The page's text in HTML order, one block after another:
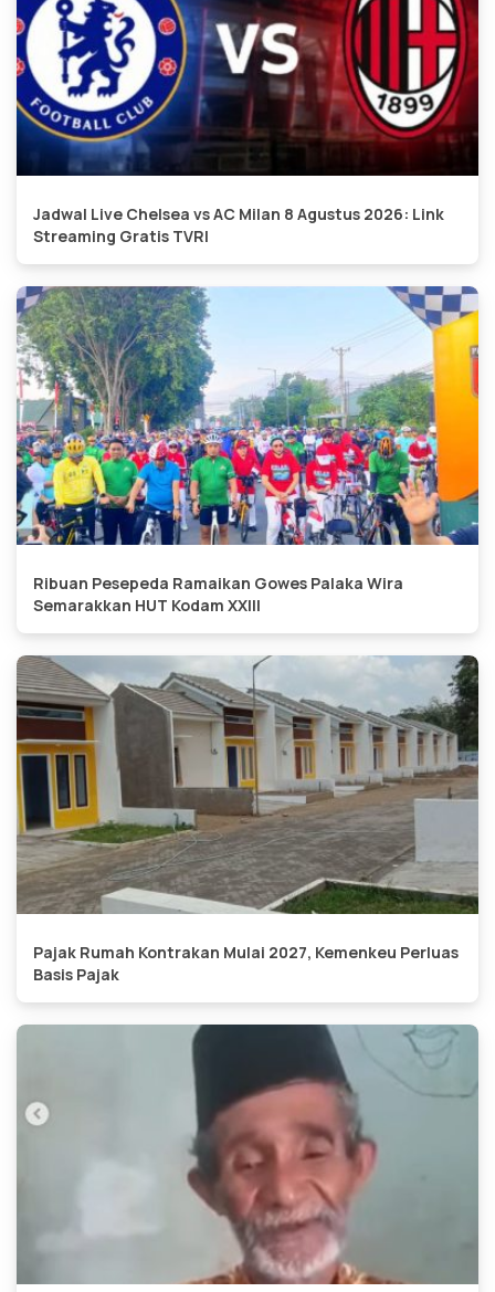
Jadwal Live Chelsea vs AC Milan 8 Agustus 2026: Link
Streaming Gratis TVRI
Ribuan Pesepeda Ramaikan Gowes Palaka Wira
Semarakkan HUT Kodam XXIII
Pajak Rumah Kontrakan Mulai 2027, Kemenkeu Perluas
Basis Pajak